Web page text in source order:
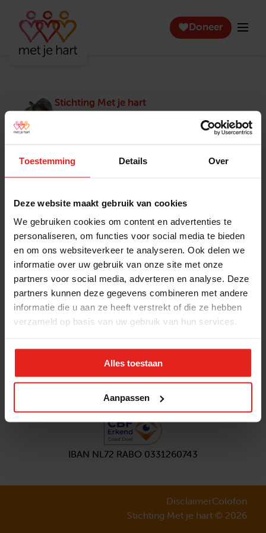
Toestemming Details Over
Deze website maakt gebruik van cookies
We gebruiken cookies om content en advertenties te
personaliseren, om functies voor social media te bieden
en om ons websiteverkeer te analyseren. Ook delen we
informatie over uw gebruik van onze site met onze
partners voor social media, adverteren en analyse. Deze
partners kunnen deze gegevens combineren met andere
informatie die u aan ze heeft verstrekt of die ze hebben
verzameld op basis van uw gebruik van hun services.
Alles toestaan
Aanpassen
Doneer
Stichting Met je hart
Stichting Met je hart laat ouderen die zich
eenzaam voelen weer genieten en inspireert
winnaar van het Appeltje van Oranje.
Actuele vacatures
Pers en media
Jaarverslag 2025
Contact
Klachtenprocedure
Privacyverklaring
Opzeggen
Volg ons
Aanmeldennieuwsbrief
IBAN NL72 RABO 0331260743
DisclaimerColofon
Stichting Met je hart © 2026